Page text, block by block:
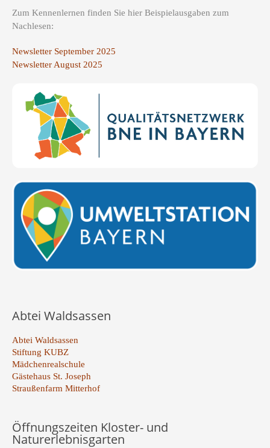
Zum Kennenlernen finden Sie hier Beispielausgaben zum
Nachlesen:
Newsletter September 2025
Newsletter August 2025
Abtei Waldsassen
Abtei Waldsassen
Stiftung KUBZ
Mädchenrealschule
Gästehaus St. Joseph
Straußenfarm Mitterhof
Öffnungszeiten Kloster- und
Naturerlebnisgarten